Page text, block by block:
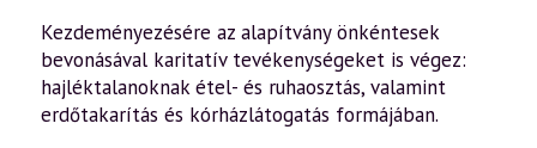
Kezdeményezésére az alapítvány önkéntesek
bevonásával karitatív tevékenységeket is végez:
hajléktalanoknak étel- és ruhaosztás, valamint
erdőtakarítás és kórházlátogatás formájában.